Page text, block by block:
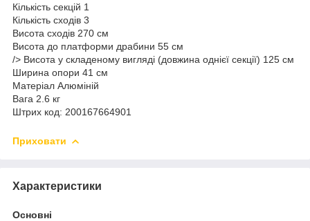
Кількість секцій 1
Кількість сходів 3
Висота сходів 270 см
Висота до платформи драбини 55 см
/> Висота у складеному вигляді (довжина однієї секції) 125 см
Ширина опори 41 см
Матеріал Алюміній
Вага 2.6 кг
Штрих код: 200167664901
Приховати
Характеристики
Основні